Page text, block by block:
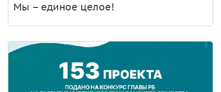
Мы – единое целое!